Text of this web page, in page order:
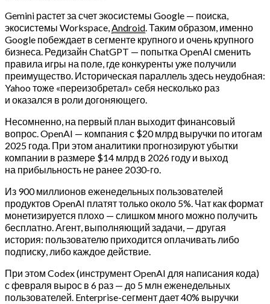
Gemini растет за счет экосистемы Google — поиска,
экосистемы Workspace, Android . Таким образом, именно
Google побеждает в сегменте крупного и очень крупного
бизнеса. Редизайн ChatGPT — попытка OpenAI сменить
правила игры на поле, где конкуренты уже получили
преимущество. Историческая параллель здесь неудобная:
Yahoo тоже «переизобретал» себя несколько раз
и оказался в роли догоняющего.
Несомненно, на первый план выходит финансовый
вопрос. OpenAI — компания с $20 млрд выручки по итогам
2025 года. При этом аналитики прогнозируют убытки
компании в размере $14 млрд в 2026 году и выход
на прибыльность не ранее 2030-го.
Из 900 миллионов еженедельных пользователей
продуктов OpenAI платят только около 5%. Чат как формат
монетизируется плохо — слишком много можно получить
бесплатно. Агент, выполняющий задачи, — другая
история: пользователю приходится оплачивать либо
подписку, либо каждое действие.
При этом Codex (инструмент OpenAI для написания кода)
с февраля вырос в 6 раз — до 5 млн еженедельных
пользователей. Enterprise-сегмент дает 40% выручки